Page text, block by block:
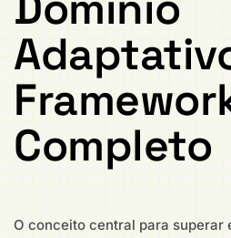
Completo
O conceito central para superar